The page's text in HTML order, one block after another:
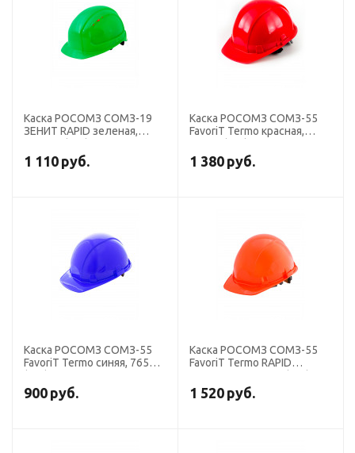
Каска РОСОМЗ СОМЗ-19
ЗЕНИТ RAPID зеленая,
1 110 руб.
Каска РОСОМЗ СОМЗ-55
FavoriT Termo красная,
1 380 руб.
Каска РОСОМЗ СОМЗ-55
FavoriT Termo синяя, 76518
900 руб.
Каска РОСОМЗ СОМЗ-55
FavoriT Termo RAPID
1 520 руб.